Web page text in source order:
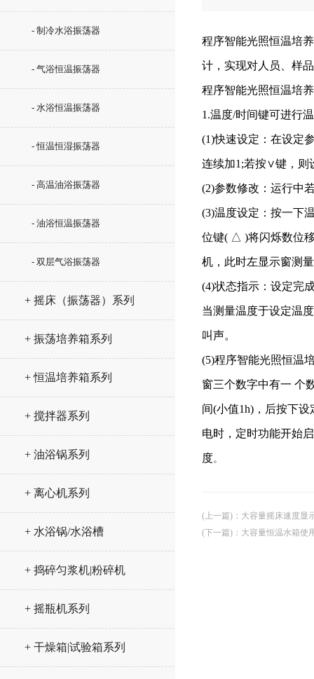
- 制冷水浴振荡器
- 气浴恒温振荡器
- 水浴恒温振荡器
- 恒温恒湿振荡器
- 高温油浴振荡器
- 油浴恒温振荡器
- 双层气浴振荡器
+ 摇床（振荡器）系列
+ 振荡培养箱系列
+ 恒温培养箱系列
+ 搅拌器系列
+ 油浴锅系列
+ 离心机系列
+ 水浴锅/水浴槽
+ 捣碎匀浆机|粉碎机
+ 摇瓶机系列
+ 干燥箱|试验箱系列
程序智能光照恒温培
计，实现对人员、样
程序智能光照恒温培
1.温度/时间键可进行
(1)快速设定：在设定
连续加1;若按∨键，则
(2)参数修改：运行中
(3)温度设定：按一下
位键( △ )将闪烁数位
机，此时左显示窗测
(4)状态指示：设定完
当测量温度于设定温
叫声。
(5)程序智能光照恒温
窗三个数字中有一 个
间(小值1h)，后按下
电时，定时功能开始
度。
(上一篇) ： 大容量摇床速度显
(下一篇) ： 大容量恒温水箱使